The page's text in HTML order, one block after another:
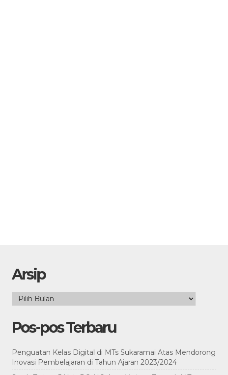
Arsip
Arsip
Pos-pos Terbaru
Penguatan Kelas Digital di MTs Sukaramai Atas Mendorong
Inovasi Pembelajaran di Tahun Ajaran 2023/2024